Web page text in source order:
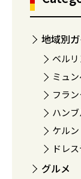
地域別
ベル
ミュ
フラ
ハン
ケルン
ドレ
グルメ